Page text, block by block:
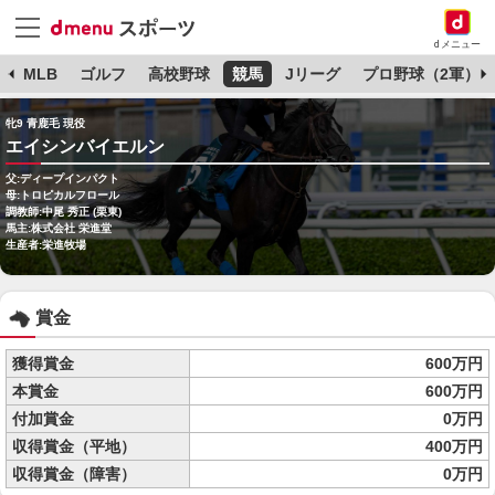
dメニュー
MLB ゴルフ 高校野球 競馬 Jリーグ プロ野球（2軍）
牝9 青鹿毛 現役
エイシンバイエルン
父:ディープインパクト
母:トロピカルフロール
調教師:中尾 秀正 (栗東)
馬主:株式会社 栄進堂
生産者:栄進牧場
賞金
獲得賞金
600万円
本賞金
600万円
付加賞金
0万円
収得賞金（平地）
400万円
収得賞金（障害）
0万円